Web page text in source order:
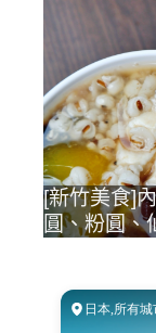
[新竹美食]
圓、粉圓、